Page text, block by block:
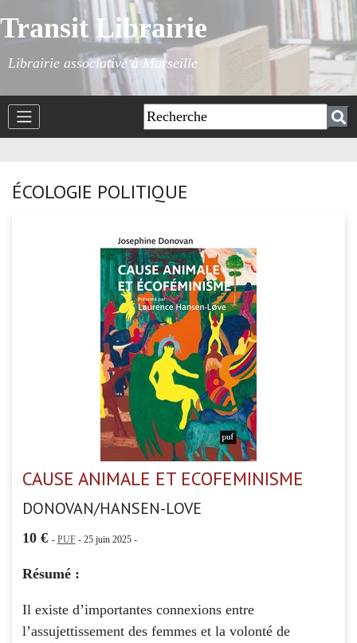
Transit Librairie
Librairie associative à Marseille
ÉCOLOGIE POLITIQUE
CAUSE ANIMALE ET ECOFEMINISME
DONOVAN/HANSEN-LOVE
10 € - PUF- 25 juin 2025 -
Résumé :
Il existe d’importantes connexions entre
l’assujettissement des femmes et la volonté de